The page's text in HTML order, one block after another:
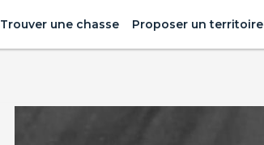
Trouver une chasse Proposer un territoire